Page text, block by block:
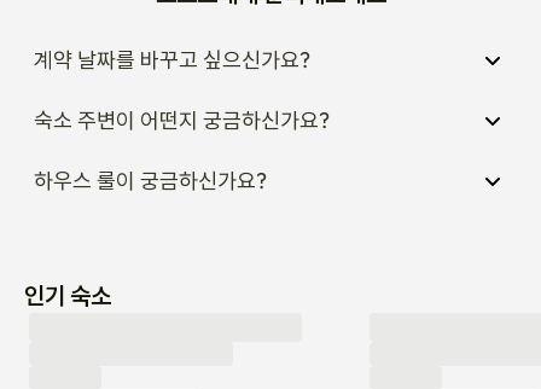
계약 날짜를 바꾸고 싶으신가요?
숙소 주변이 어떤지 궁금하신가요?
하우스 룰이 궁금하신가요?
인기 숙소